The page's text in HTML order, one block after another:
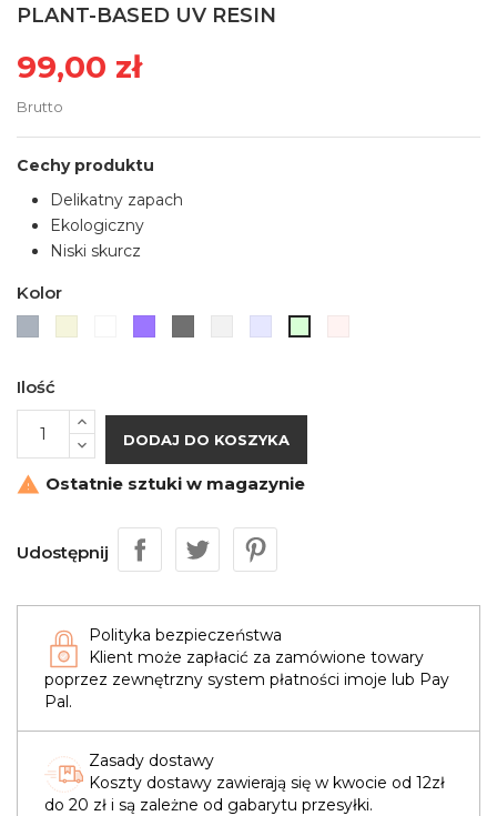
PLANT-BASED UV RESIN
99,00 zł
Brutto
Cechy produktu
Delikatny zapach
Ekologiczny
Niski skurcz
Kolor
Ilość
DODAJ DO KOSZYKA
 Ostatnie sztuki w magazynie
Udostępnij
Polityka bezpieczeństwa
Klient może zapłacić za zamówione towary
poprzez zewnętrzny system płatności imoje lub Pay
Pal.
Zasady dostawy
Koszty dostawy zawierają się w kwocie od 12zł
do 20 zł i są zależne od gabarytu przesyłki.